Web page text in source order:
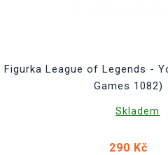
Figurka League of Legends -
Games 1082)
Skladem
290 Kč